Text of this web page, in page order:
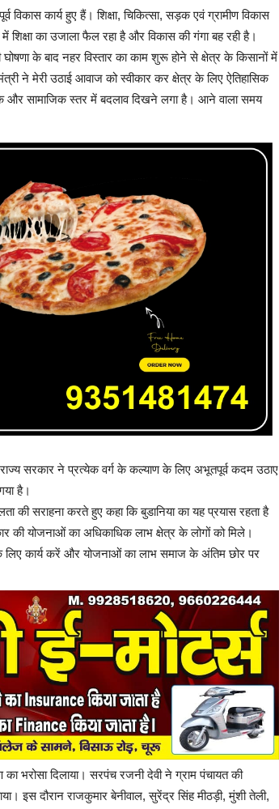
कार्य हुए हैं। शिक्षा, चिकित्सा, सड़क एवं ग्रामीण विकास
शिक्षा का उजाला फैल रहा है और विकास की गंगा बह रही है।
के बाद नहर विस्तार का काम शुरू होने से क्षेत्र के किसानों में
ने मेरी उठाई आवाज को स्वीकार कर क्षेत्र के लिए ऐतिहासिक
और सामाजिक स्तर में बदलाव दिखने लगा है। आने वाला समय
राज्य सरकार ने प्रत्येक वर्ग के कल्याण के लिए अभूतपूर्व कदम उठाए
है।
की सराहना करते हुए कहा कि बुडानिया का यह प्रयास रहता है
की योजनाओं का अधिकाधिक लाभ क्षेत्र के लोगों को मिले।
कार्य करें और योजनाओं का लाभ समाज के अंतिम छोर पर
भरोसा दिलाया। सरपंच रजनी देवी ने ग्राम पंचायत की
इस दौरान राजकुमार बेनीवाल, सुरेंद्र सिंह मीठड़ी, मुंशी तेली,